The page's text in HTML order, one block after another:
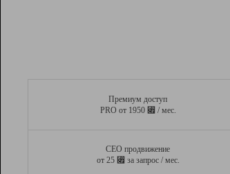
Премиум доступ
PRO от 1950 ⃏ / мес.
СЕО продвижение
от 25 ⃏ за запрос / мес.